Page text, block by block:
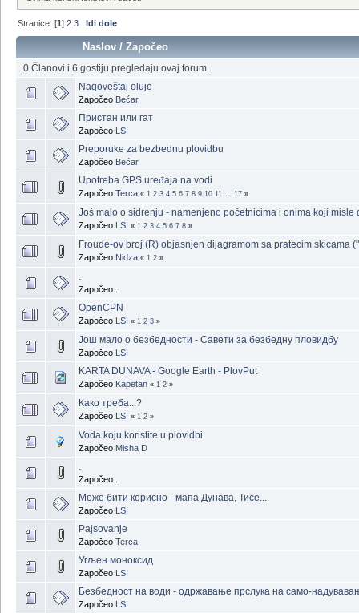
Stranice: [1]2 3 Idi dole
Naslov /Započeo
0 Članovi i 6 gostiju pregledaju ovaj forum.
Nagoveštaj oluje
Započeo Bećar
Пристан или гат
Započeo LSI
Preporuke za bezbednu plovidbu
Započeo Bećar
Upotreba GPS uređaja na vodi
Započeo Terca « 1 2 3 4 5 6 7 8 9 10 11 17 »
Još malo o sidrenju - namenjeno početnicima i onima koji misle
Započeo LSI « 1 2 3 4 5 6 7 8 »
Froude-ov broj (R) objasnjen dijagramom sa pratecim skicama
Započeo Nidza « 1 2 »
.
Započeo
OpenCPN
Započeo LSI « 1 2 3 »
Још мало о безбедности - Савети за безбедну пловидбу
Započeo LSI
KARTA DUNAVA - Google Earth - PlovPut
Započeo Kapetan « 1 2 »
Како треба...?
Započeo LSI « 1 2 »
Voda koju koristite u plovidbi
Započeo Misha D
.
Započeo
Може бити корисно - мапа Дунава, Тисе...
Započeo LSI
Pajsovanje
Započeo Terca
Угљен моноксид
Započeo LSI
Безбедност на води - одржавање прслука на само-
Započeo LSI